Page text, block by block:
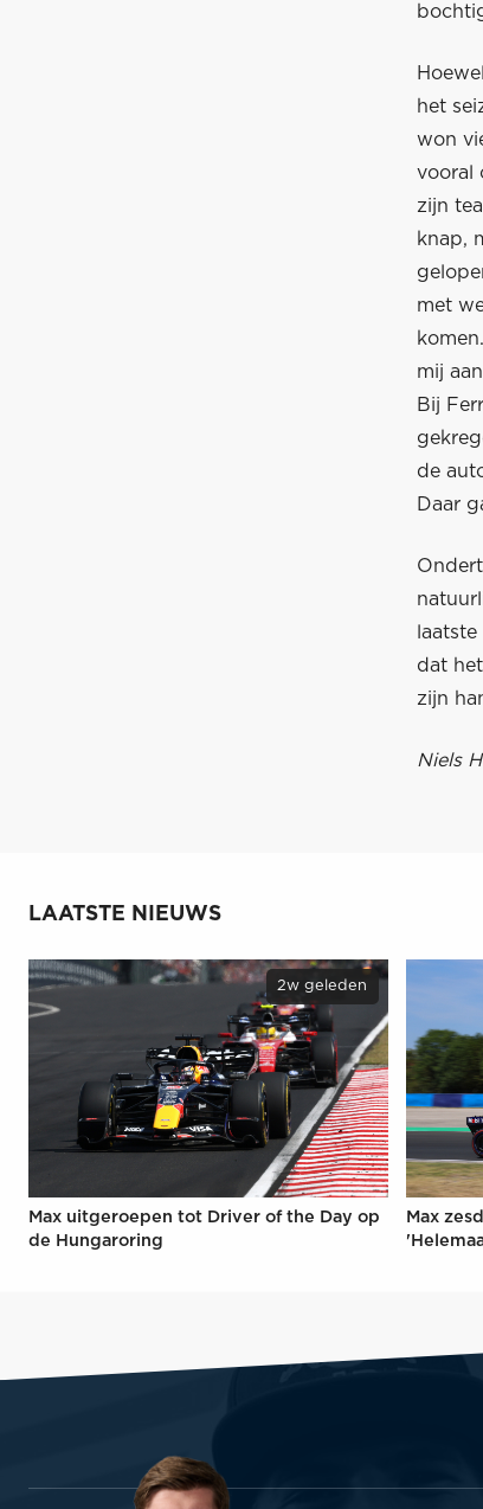
het
won
vooral
zijn
knap,
met
mij
Bij
de
Daar
dat
zijn
Niels
LAATSTE NIEUWS
2w geleden
Max uitgeroepen tot Driver of the Day op
de Hungaroring
Max